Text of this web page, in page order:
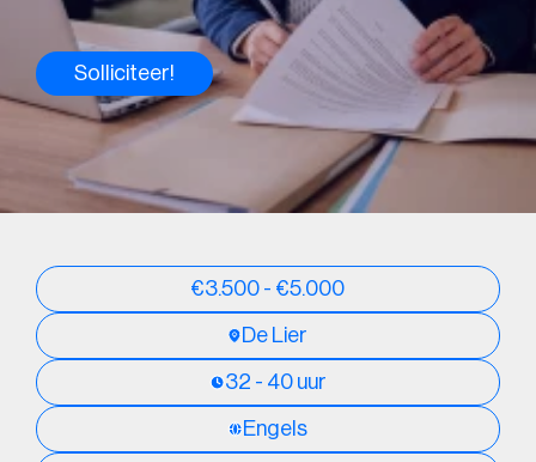
Solliciteer!
€3.500 - €5.000
De Lier
32 - 40 uur
Engels